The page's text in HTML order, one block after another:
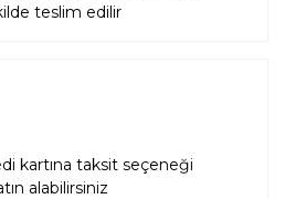
teslim edilir
kartına taksit seçeneği
alabilirsiniz